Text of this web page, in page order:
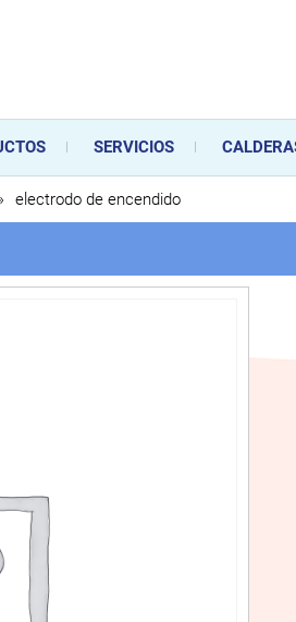
especializada en la instalación,
sus aparatos de gas, climatización o
SERVICIOS
electrodo de encendido